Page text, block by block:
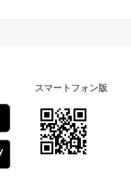
スマートフォン版